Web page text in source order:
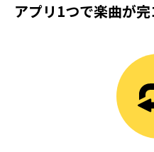
アプリ1つで楽曲が完